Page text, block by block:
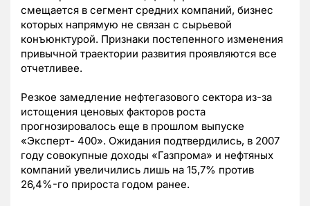
смещается в сегмент средних компаний, бизнес
которых напрямую не связан с сырьевой
конъюнктурой. Признаки постепенного изменения
привычной траектории развития проявляются все
отчетливее.
Резкое замедление нефтегазового сектора из-за
истощения ценовых факторов роста
прогнозировалось еще в прошлом выпуске
«Эксперт- 400». Ожидания подтвердились, в 2007
году совокупные доходы «Газпрома» и нефтяных
компаний увеличились лишь на 15,7% против
26,4%-го прироста годом ранее.